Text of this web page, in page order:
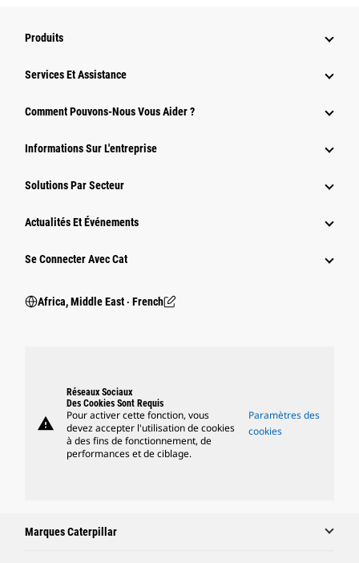
Produits
Services Et Assistance
Comment Pouvons-Nous Vous Aider ?
Informations Sur L'entreprise
Solutions Par Secteur
Actualités Et Événements
Se Connecter Avec Cat
Africa, Middle East ‧ French
warning
Réseaux Sociaux
Des Cookies Sont Requis
Pour activer cette fonction, vous
devez accepter l'utilisation de cookies
à des fins de fonctionnement, de
performances et de ciblage.
Paramètres des
cookies
Marques Caterpillar